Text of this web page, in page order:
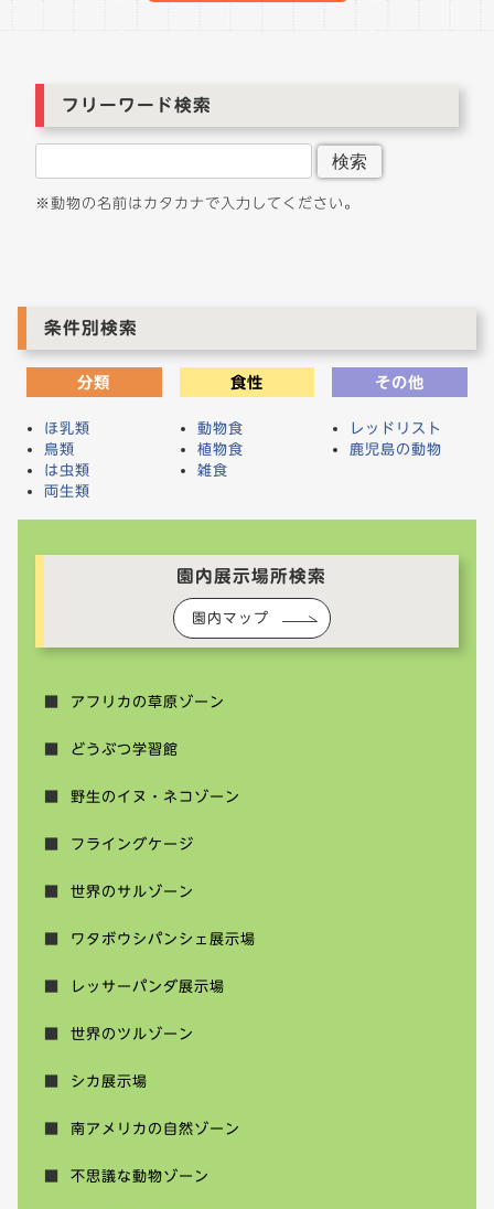
ン
フリーワード検索
検索
※動物の名前はカタカナで入力してください。
条件別検索
分類
ほ乳類
鳥類
は虫類
両生類
食性
動物食
植物食
雑食
その他
レッドリスト
鹿児島の動物
園内展示場所検索
園内マップ
アフリカの草原ゾーン
どうぶつ学習館
野生のイヌ・ネコゾーン
フライングケージ
世界のサルゾーン
ワタボウシパンシェ展示場
レッサーパンダ展示場
世界のツルゾーン
シカ展示場
南アメリカの自然ゾーン
不思議な動物ゾーン